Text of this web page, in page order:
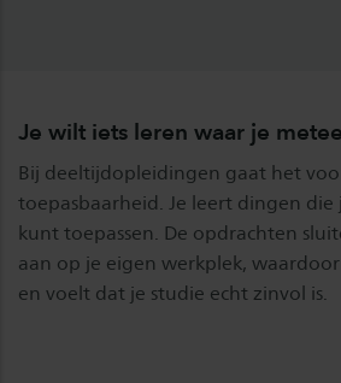
Je wilt iets leren waar je
Bij deeltijdopleidingen gaat het
toepasbaarheid. Je leert dingen die
kunt toepassen. De opdrachten
aan op je eigen werkplek,
en voelt dat je studie echt zinvol is.